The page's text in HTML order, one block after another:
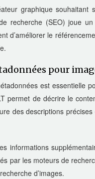
graphique
recherche (SEO) joue
d’améliorer le
pour
est essentielle
permet de décrire le
des descriptions
informations
par les moteurs de
d’images.